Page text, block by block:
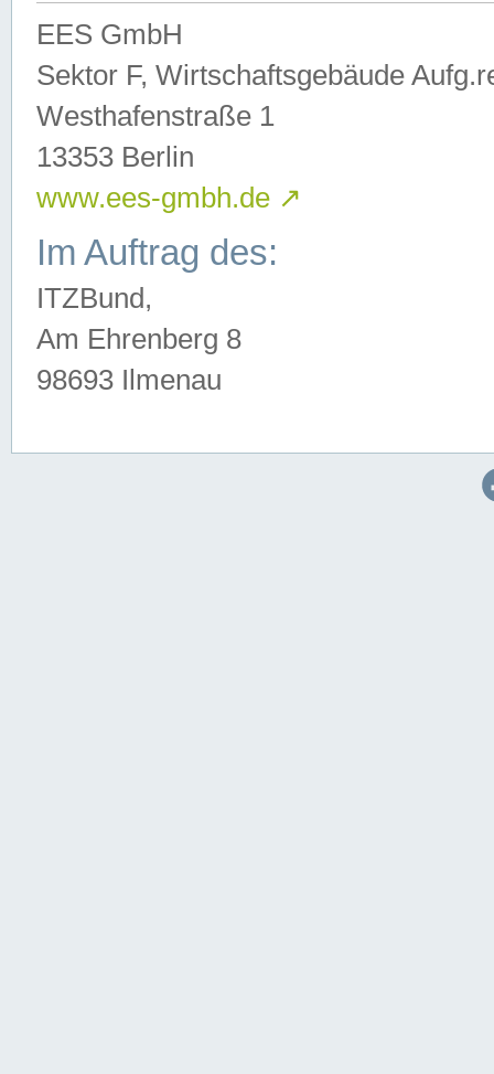
EES GmbH
Sektor F, Wirtschaftsgebäude
Westhafenstraße 1
13353 Berlin
www.ees-gmbh.de ↗
Im Auftrag des:
ITZBund,
Am Ehrenberg 8
98693 Ilmenau